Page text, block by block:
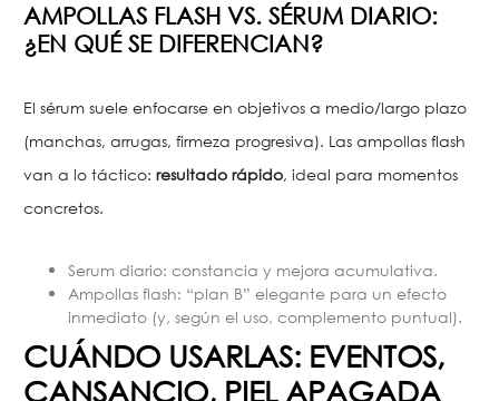
AMPOLLAS FLASH VS. SÉRUM DIARIO:
¿EN QUÉ SE DIFERENCIAN?
El sérum suele enfocarse en objetivos a medio/largo plazo
(manchas, arrugas, firmeza progresiva). Las ampollas flash
van a lo táctico: resultado rápido, ideal para momentos
concretos.
Serum diario: constancia y mejora acumulativa.
Ampollas flash: “plan B” elegante para un efecto
inmediato (y, según el uso, complemento puntual).
CUÁNDO USARLAS: EVENTOS,
CANSANCIO, PIEL APAGADA